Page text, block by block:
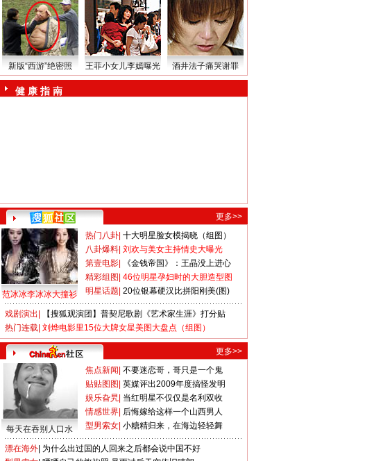
新版“西游”绝密照 王菲小女儿李嫣曝光 酒井法子痛哭谢罪
健 康 指 南
更多>>
范冰冰李冰冰大撞衫
热门八卦 十大明星脸女模揭晓（组图）
八卦爆料 刘欢与美女主持情史大曝光
第壹电影
《金钱帝国》：王晶没上进心
精彩组图 46位明星孕妇时的大胆造型图
明星话题 20位银幕硬汉比拼阳刚美(图)
戏剧演出
【搜狐观演团】普契尼歌剧《艺术家生涯》打分贴
热门连载 刘烨电影里15位大牌女星美图大盘点（组图）
更多>>
每天在吞别人口水
焦点新闻 不要迷恋哥，哥只是一个鬼
贴贴图图 英媒评出2009年度搞怪发明
娱乐旮旯 当红明星不仅仅是名利双收
情感世界 后悔嫁给这样一个山西男人
型男索女 小糖精归来，在海边轻轻舞
漂在海外 为什么出过国的人回来之后都会说中国不好